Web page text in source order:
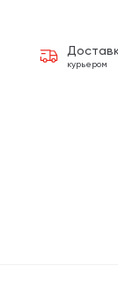
курьером